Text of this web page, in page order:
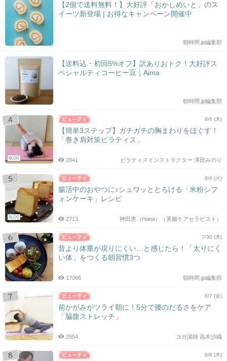
【2個で送料無料！】大好評「おかしめいと」のス
イーツ新登場 | お得なキャンペーン開催中
朝時間.jp編集部
【送料込・初回5%オフ】訳ありおトク！大好評ス
ペシャルティコーヒー豆｜Aima
朝時間.jp編集部
BLOG
8/6 (木)
【簡単3ステップ】ガチガチの胸まわりをほぐす！
「巻き肩対策ピラティス」
ピラティスインストラクター 澤田みのり
2841
BLOG
8/4 (火)
腸活中のおやつに♪シュワッととろける「米粉シフ
ォンケーキ」レシピ
神田恵（Hana）（美腸ケアセラピスト）
2713
7/30 (木)
昔より体重が戻りにくい…と感じたら！「太りにく
い体」をつくる朝習慣3つ
朝時間.jp編集部
17066
8/7 (金)
前かがみがツライ朝に！5分で腰のだるさをケア
「脇腹ストレッチ」
ヨガ講師 高木沙織
2554
8/6 (木)